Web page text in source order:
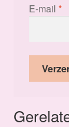
E-mail *